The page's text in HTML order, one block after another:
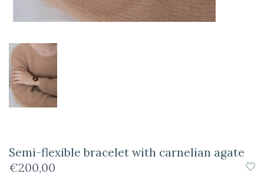
Semi-flexible bracelet with carnelian agate
€200,00